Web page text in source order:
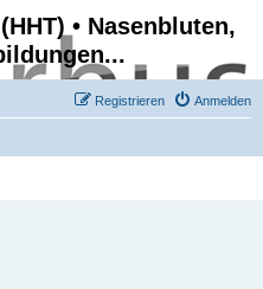
• Nasenbluten,
Anmelden
Registrieren